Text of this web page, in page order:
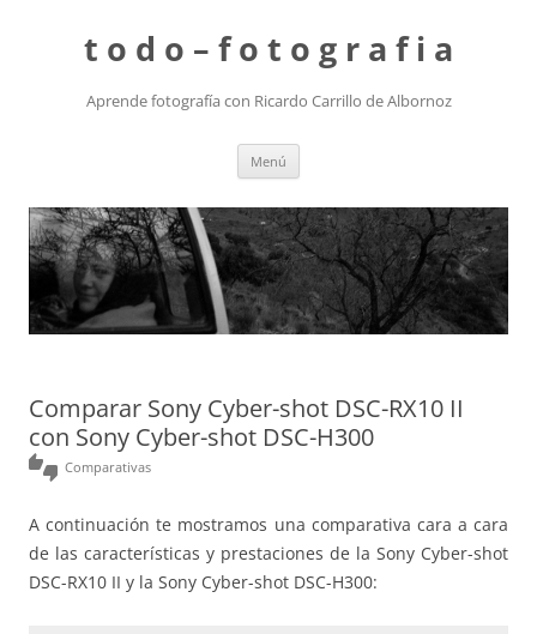
t o d o – f o t o g r a f i a
Aprende fotografía con Ricardo Carrillo de Albornoz
Menú
Comparar Sony Cyber-shot DSC-RX10 II
con Sony Cyber-shot DSC-H300
thumbs_up_down Comparativas
A continuación te mostramos una comparativa cara a cara
de las características y prestaciones de la Sony Cyber-shot
DSC-RX10 II y la Sony Cyber-shot DSC-H300: